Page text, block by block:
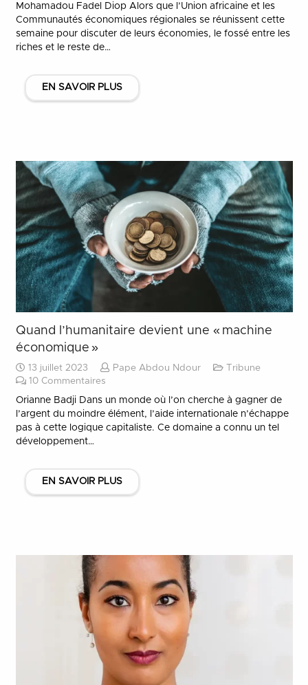
Mohamadou Fadel Diop Alors que l’Union africaine et les
Communautés économiques régionales se réunissent cette
semaine pour discuter de leurs économies, le fossé entre les
riches et le reste de…
EN SAVOIR PLUS
Quand l’humanitaire devient une « machine
économique »
13 juillet 2023 Pape Abdou Ndour
Tribune
10 Commentaires
Orianne Badji Dans un monde où l’on cherche à gagner de
l’argent du moindre élément, l’aide internationale n’échappe
pas à cette logique capitaliste. Ce domaine a connu un tel
développement…
EN SAVOIR PLUS